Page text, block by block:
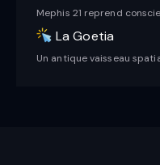
Mephis 21 reprend
La Goetia
Un antique vaisseau